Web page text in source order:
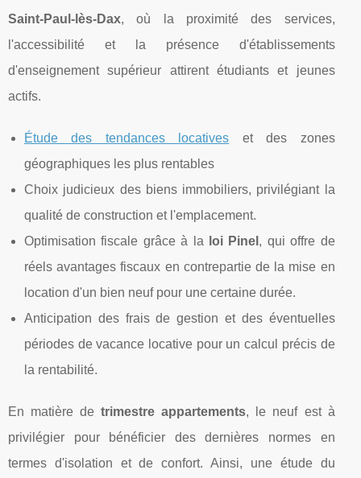
Saint-Paul-lès-Dax, où la proximité des services,
l'accessibilité et la présence d'établissements
d'enseignement supérieur attirent étudiants et jeunes
actifs.
Étude des tendances locatives et des zones
géographiques les plus rentables
Choix judicieux des biens immobiliers, privilégiant la
qualité de construction et l'emplacement.
Optimisation fiscale grâce à la
loi Pinel , qui offre de
réels avantages fiscaux en contrepartie de la mise en
location d'un bien neuf pour une certaine durée.
Anticipation des frais de gestion et des éventuelles
périodes de vacance locative pour un calcul précis de
la rentabilité.
En matière detrimestre appartements, le neuf est à
privilégier pour bénéficier des dernières normes en
termes d'isolation et de confort. Ainsi, une étude du